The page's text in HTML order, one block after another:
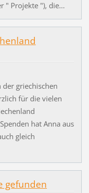
" Projekte "), die...
griechischen
für die vielen
hat Anna aus
gleich
gefunden